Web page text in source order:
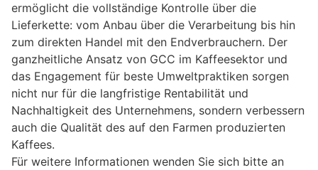
ermöglicht die vollständige Kontrolle über die
Lieferkette: vom Anbau über die Verarbeitung bis hin
zum direkten Handel mit den Endverbrauchern. Der
ganzheitliche Ansatz von GCC im Kaffeesektor und
das Engagement für beste Umweltpraktiken sorgen
nicht nur für die langfristige Rentabilität und
Nachhaltigkeit des Unternehmens, sondern verbessern
auch die Qualität des auf den Farmen produzierten
Kaffees.
Für weitere Informationen wenden Sie sich bitte an